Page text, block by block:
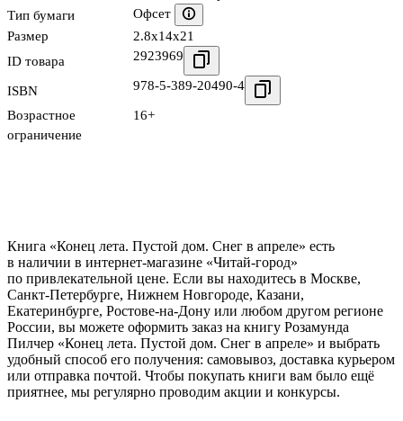
Тип бумаги
Офсет
Размер
2.8x14x21
ID товара
2923969
ISBN 978-5-389-20490-4
Возрастное
ограничение
16+
Книга «Конец лета. Пустой дом. Снег в апреле» есть
в наличии в интернет-магазине «Читай-город»
по привлекательной цене. Если вы находитесь в Москве,
Санкт-Петербурге, Нижнем Новгороде, Казани,
Екатеринбурге, Ростове-на-Дону или любом другом регионе
России, вы можете оформить заказ на книгу Розамунда
Пилчер «Конец лета. Пустой дом. Снег в апреле» и выбрать
удобный способ его получения: самовывоз, доставка курьером
или отправка почтой. Чтобы покупать книги вам было ещё
приятнее, мы регулярно проводим акции и конкурсы.